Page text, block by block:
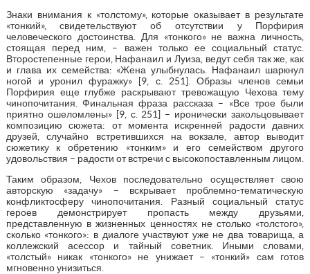
Знаки внимания к «толстому», которые оказывает в результате
«тонкий», свидетельствуют об отсутствии у Порфирия
человеческого достоинства. Для «тонкого» не важна личность,
стоящая перед ним, – важен только ее социальный статус.
Второстепенные герои, Нафанаил и Луиза, ведут себя так же, как
и глава их семейства: «Жена улыбнулась. Нафанаил шаркнул
ногой и уронил фуражку» [9, с. 251]. Образы членов семьи
Порфирия еще глубже раскрывают тревожащую Чехова тему
чинопочитания. Финальная фраза рассказа – «Все трое были
приятно ошеломлены» [9, с. 251] – иронически закольцовывает
композицию сюжета: от момента искренней радости давних
друзей, случайно встретившихся на вокзале, автор выводит
сюжетику к обретению «тонким» и его семейством другого
удовольствия – радости от встречи с высокопоставленным лицом.
Таким образом, Чехов последовательно осуществляет свою
авторскую «задачу» – вскрывает проблемно-тематическую
конфликтосферу чинопочитания. Разный социальный статус
героев демонстрирует пропасть между друзьями,
представленную в жизненных ценностях не столько «толстого»,
сколько «тонкого»: в диалоге участвуют уже не два товарища, а
коллежский асессор и тайный советник. Иными словами,
«толстый» никак «тонкого» не унижает – «тонкий» сам готов
мгновенно унизиться.